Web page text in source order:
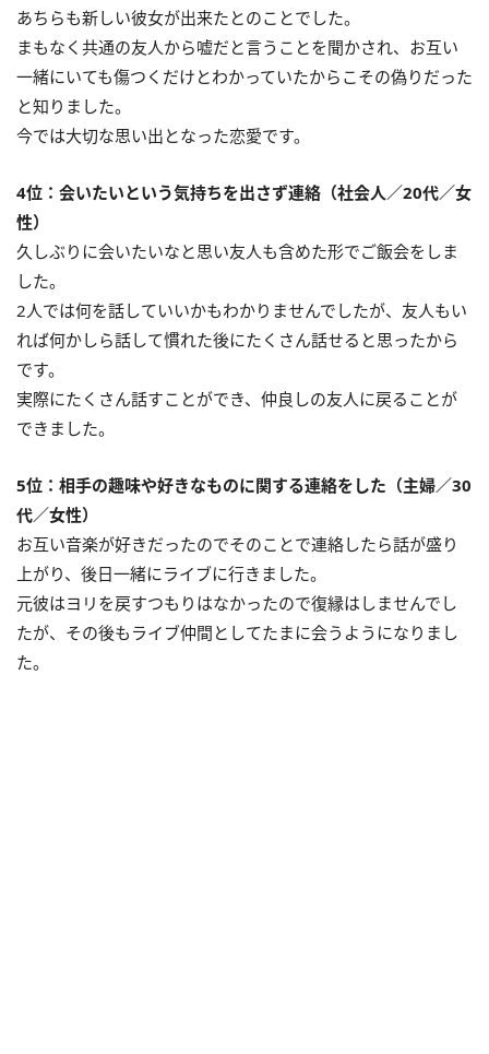
あちらも新しい彼女が出来たとのことでした。
まもなく共通の友人から嘘だと言うことを聞かされ、お互い
一緒にいても傷つくだけとわかっていたからこその偽りだった
と知りました。
今では大切な思い出となった恋愛です。
4位：会いたいという気持ちを出さず連絡（社会人／20代／女
性）
久しぶりに会いたいなと思い友人も含めた形でご飯会をしま
した。
2人では何を話していいかもわかりませんでしたが、友人もい
れば何かしら話して慣れた後にたくさん話せると思ったから
です。
実際にたくさん話すことができ、仲良しの友人に戻ることが
できました。
5位：相手の趣味や好きなものに関する連絡をした（主婦／30
代／女性）
お互い音楽が好きだったのでそのことで連絡したら話が盛り
上がり、後日一緒にライブに行きました。
元彼はヨリを戻すつもりはなかったので復縁はしませんでし
たが、その後もライブ仲間としてたまに会うようになりまし
た。